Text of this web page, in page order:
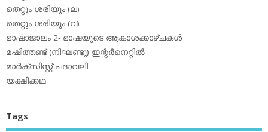
തെറ്റും ശരിയും (ല)
തെറ്റും ശരിയും (വ)
ഭാഷാജാലം 2- ഭാഷയുടെ ആകാശക്കാഴ്ചകള്‍
മഷിത്തണ്ട് (നിഘണ്ടു) ഇന്റര്‍നെറ്റില്‍
മാര്‍ക്‌സിസ്റ്റ് പദാവലി
യക്ഷിക്കഥ
Tags